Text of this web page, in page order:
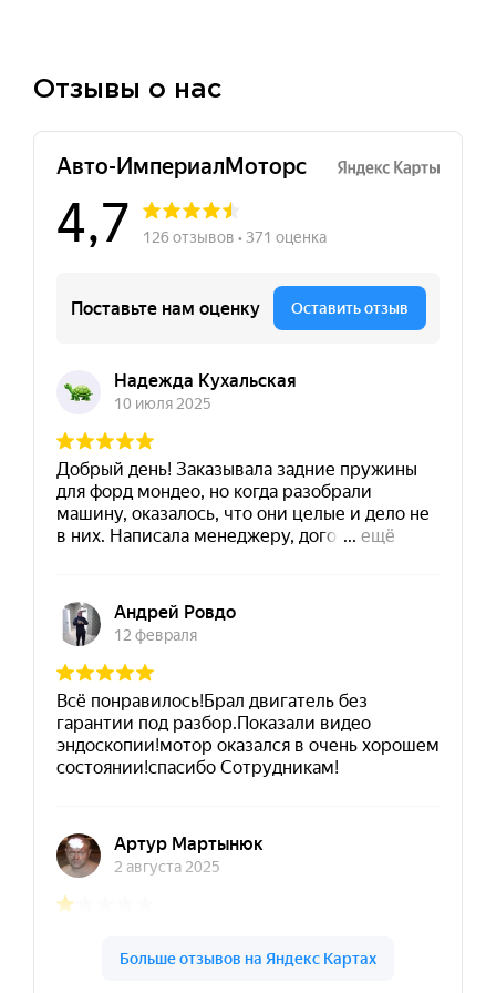
Отзывы о нас